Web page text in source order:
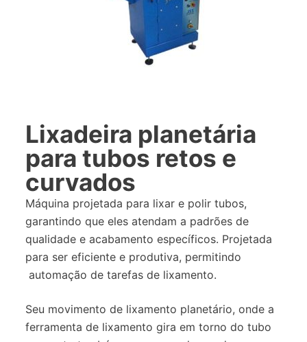
Lixadeira planetária
para tubos retos e
curvados
Máquina projetada para lixar e polir tubos,
garantindo que eles atendam a padrões de
qualidade e acabamento específicos. Projetada
para ser eficiente e produtiva, permitindo
automação de tarefas de lixamento.
Seu movimento de lixamento planetário, onde a
ferramenta de lixamento gira em torno do tubo